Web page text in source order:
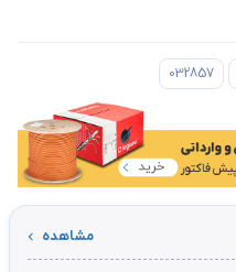
032857
مشاهده